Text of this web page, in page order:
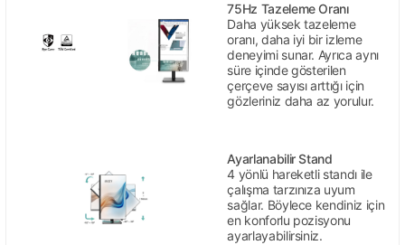
75Hz Tazeleme Oranı
Daha yüksek tazeleme
oranı, daha iyi bir izleme
deneyimi sunar. Ayrıca aynı
süre içinde gösterilen
çerçeve sayısı arttığı için
gözleriniz daha az yorulur.
Ayarlanabilir Stand
4 yönlü hareketli standı ile
çalışma tarzınıza uyum
sağlar. Böylece kendiniz için
en konforlu pozisyonu
ayarlayabilirsiniz.